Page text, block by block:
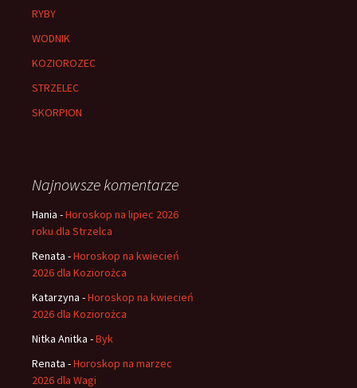
RYBY
WODNIK
KOZIOROZEC
STRZELEC
SKORPION
Najnowsze komentarze
Hania -Horoskop na lipiec 2026
roku dla Strzelca
Renata -Horoskop na kwiecień
2026 dla Koziorożca
Katarzyna -Horoskop na kwiecień
2026 dla Koziorożca
Nitka Anitka -Byk
Renata -Horoskop na marzec
2026 dla Wagi